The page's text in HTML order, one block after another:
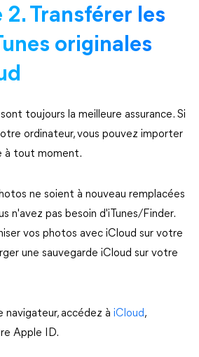
Transférer les
originales
toujours la meilleure assurance. Si
ordinateur, vous pouvez importer
à tout moment.
ne soient à nouveau remplacées
n'avez pas besoin d'iTunes/Finder.
vos photos avec iCloud sur votre
une sauvegarde iCloud sur votre
navigateur, accédez à iCloud,
Apple ID.